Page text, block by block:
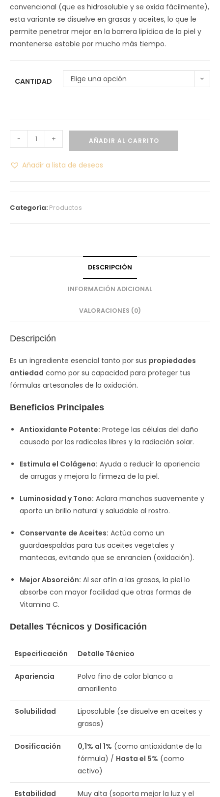
convencional (que es hidrosoluble y se oxida fácilmente),
esta variante se disuelve en grasas y aceites, lo que le
permite penetrar mejor en la barrera lipídica de la piel y
mantenerse estable por mucho más tiempo.
CANTIDAD Elige una opción
- + AÑADIR AL CARRITO
Añadir a lista de deseos
Categoría: Productos
DESCRIPCIÓN
INFORMACIÓN ADICIONAL
VALORACIONES (0)
Descripción
Es un ingrediente esencial tanto por sus propiedades
antiedad como por su capacidad para proteger tus
fórmulas artesanales de la oxidación.
Beneficios Principales
Antioxidante Potente: Protege las células del daño
causado por los radicales libres y la radiación solar.
Estimula el Colágeno: Ayuda a reducir la apariencia
de arrugas y mejora la firmeza de la piel.
Luminosidad y Tono: Aclara manchas suavemente y
aporta un brillo natural y saludable al rostro.
Conservante de Aceites: Actúa como un
guardaespaldas para tus aceites vegetales y
mantecas, evitando que se enrancien (oxidación).
Mejor Absorción: Al ser afín a las grasas, la piel lo
absorbe con mayor facilidad que otras formas de
Vitamina C.
Detalles Técnicos y Dosificación
Especificación Detalle Técnico
Apariencia
Polvo fino de color blanco a
amarillento
Solubilidad
Liposoluble (se disuelve en aceites y
grasas)
Dosificación 0,1% al 1% (como antioxidante de la
fórmula) / Hasta el 5% (como
activo)
Estabilidad Muy alta (soporta mejor la luz y el